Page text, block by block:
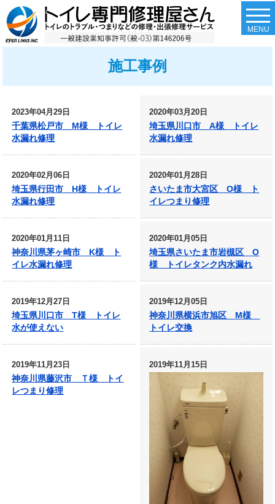
MENU
施工事例
2023年04月29日
千葉県松戸市 M様 トイレ
水漏れ修理
2020年03月20日
埼玉県川口市 A様 トイレ
水漏れ修理
2020年02月06日
埼玉県行田市 H様 トイレ
水漏れ修理
2020年01月28日
さいたま市大宮区 O様 ト
イレつまり修理
2020年01月11日
神奈川県茅ヶ崎市 K様 ト
イレ水漏れ修理
2020年01月05日
埼玉県さいたま市岩槻区 O
様 トイレタンク内水漏れ
2019年12月27日
埼玉県川口市 T様 トイレ
水が使えない
2019年12月05日
神奈川県横浜市旭区 M様
トイレ交換
2019年11月23日
神奈川県藤沢市 Ｔ様 トイ
レつまり修理
2019年11月15日